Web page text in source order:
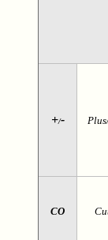
+/-
CO